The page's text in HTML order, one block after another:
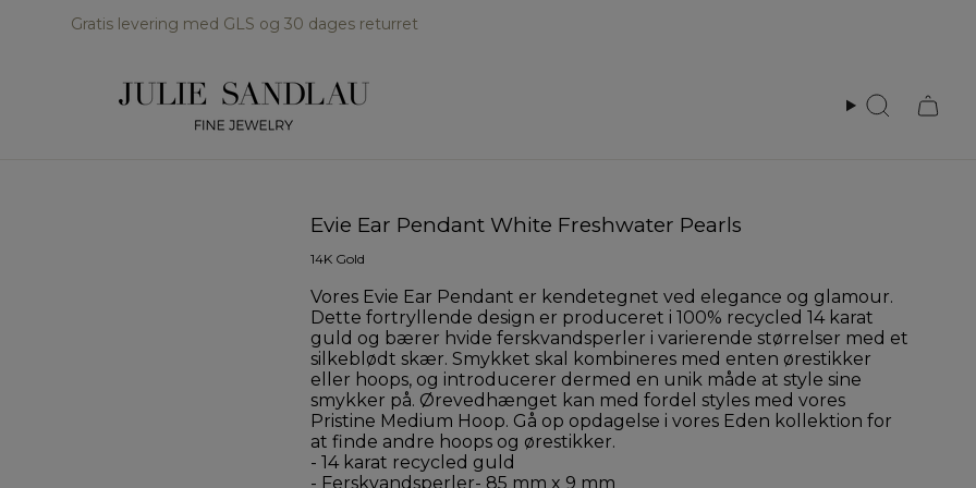
Gratis levering med GLS og 30 dages returret
Search
Evie Ear Pendant White Freshwater Pearls
14K Gold
Vores Evie Ear Pendant er kendetegnet ved elegance og glamour.
Dette fortryllende design er produceret i 100% recycled 14 karat
guld og bærer hvide ferskvandsperler i varierende størrelser med et
silkeblødt skær. Smykket skal kombineres med enten ørestikker
eller hoops, og introducerer dermed en unik måde at style sine
smykker på. Ørevedhænget kan med fordel styles med vores
Pristine Medium Hoop. Gå op opdagelse i vores Eden kollektion for
at finde andre hoops og ørestikker.
- 14 karat recycled guld
- Ferskvandsperler- 85 mm x 9 mm